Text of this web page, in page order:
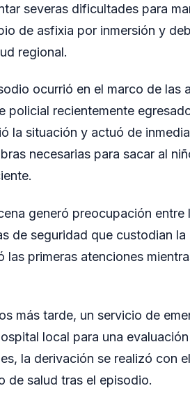
severas dificultades para
de asfixia por inmersión y
regional.
ocurrió en el marco de
policial recientemente
la situación y actuó de
necesarias para sacar al
generó preocupación
de seguridad que custodian
las primeras atenciones
más tarde, un servicio de
local para una
la derivación se realizó con
de salud tras el episodio.